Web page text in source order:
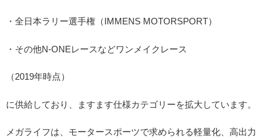
・全日本ラリー選手権（IMMENS MOTORSPORT）
・その他N-ONEレースなどワンメイクレース
（2019年時点）
に供給しており、ますます仕様カテゴリーを拡大しています。
メガライフは、モータースポーツで求められる軽量化、高出力